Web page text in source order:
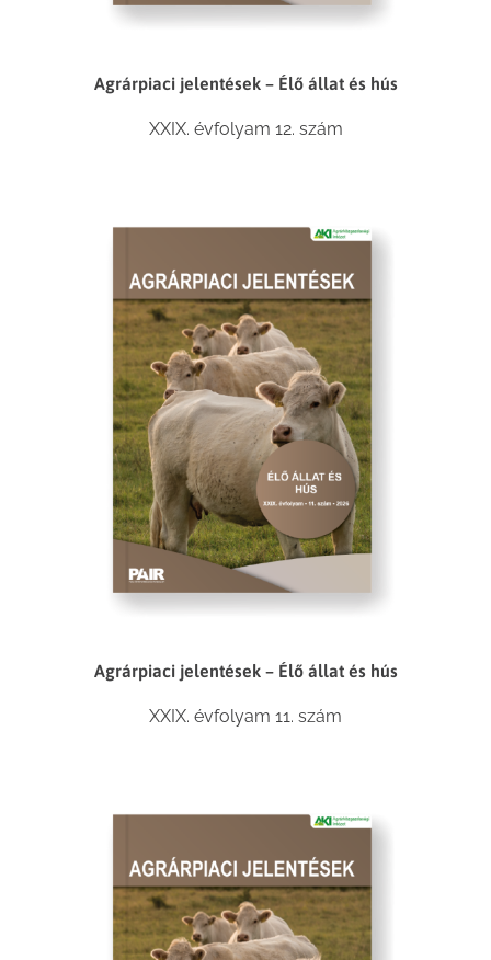
Agrárpiaci jelentések – Élő állat és hús
XXIX. évfolyam 12. szám
Agrárpiaci jelentések – Élő állat és hús
XXIX. évfolyam 11. szám